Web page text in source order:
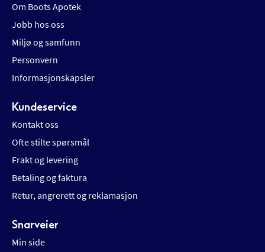
Om Boots Apotek
Jobb hos oss
Miljø og samfunn
Personvern
Informasjonskapsler
Kundeservice
Kontakt oss
Ofte stilte spørsmål
Frakt og levering
Betaling og faktura
Retur, angrerett og reklamasjon
Snarveier
Min side